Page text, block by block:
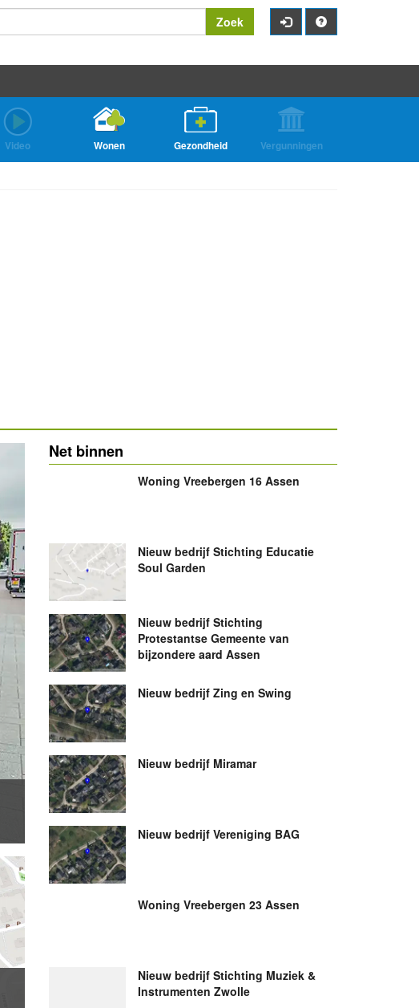
Zoek
Video Wonen Gezondheid Vergunningen
Net binnen
Woning Vreebergen 16 Assen
Nieuw bedrijf Stichting Educatie
Soul Garden
Nieuw bedrijf Stichting
Protestantse Gemeente van
bijzondere aard Assen
Nieuw bedrijf Zing en Swing
Nieuw bedrijf Miramar
Nieuw bedrijf Vereniging BAG
Woning Vreebergen 23 Assen
Nieuw bedrijf Stichting Muziek &
Instrumenten Zwolle